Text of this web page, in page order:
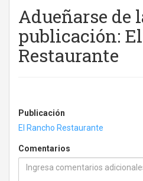
Adueñarse de
publicación:
Restaurante
Publicación
El Rancho Restaurante
Comentarios